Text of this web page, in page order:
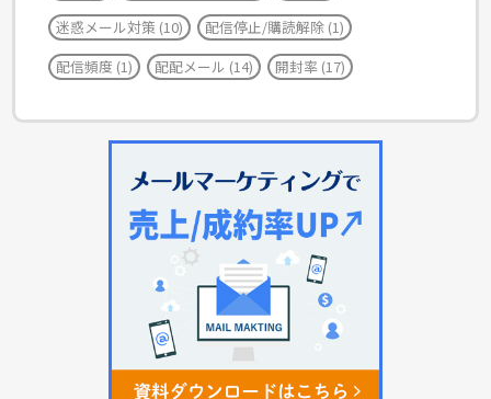
迷惑メール対策 (10) 配信停止/購読解除 (1)
配信頻度 (1) 配配メール (14) 開封率 (17)